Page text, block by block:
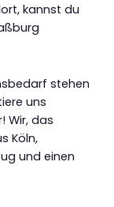
kannst du
stehen
uns
Wir, das
Köln,
und einen